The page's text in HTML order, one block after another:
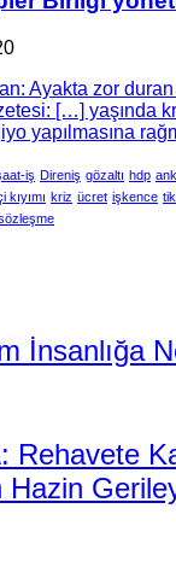
Ayakta zor
[…] yaşında
yapılmasına
iş Direniş gözaltı hdp
kıyımı kriz ücret işkence
İnsanlığa
Rehavete
Hazin